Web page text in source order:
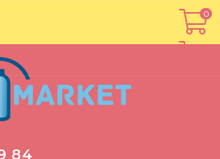
84
0
0